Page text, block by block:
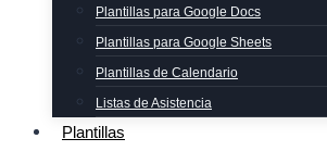
Plantillas para Google Docs
Plantillas para Google Sheets
Plantillas de Calendario
Listas de Asistencia
Plantillas